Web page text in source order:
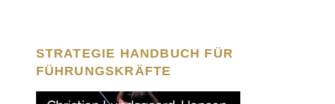
STRATEGIE HANDBUCH FÜR
FÜHRUNGSKRÄFTE